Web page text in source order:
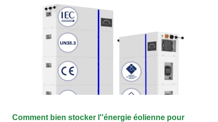
Comment bien stocker l''énergie éolienne pour